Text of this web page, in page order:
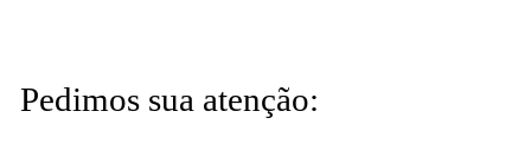
Pedimos sua atenção: